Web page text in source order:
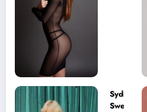
Sydney
Sweeney